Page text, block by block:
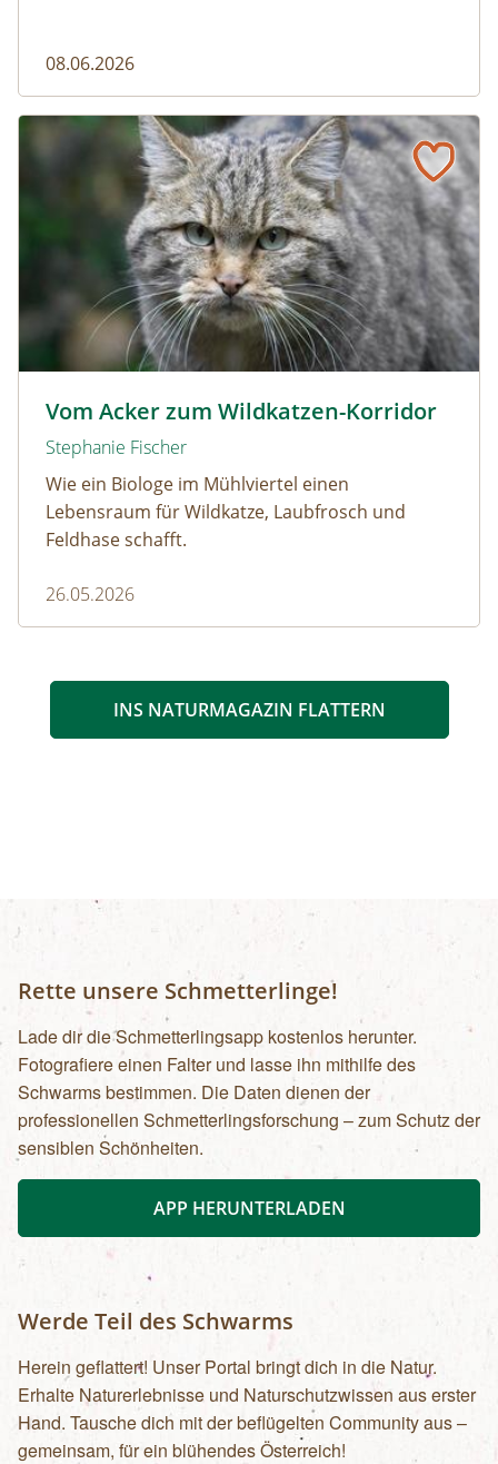
08.06.2026
Vom Acker zum Wildkatzen-Korridor
Stephanie Fischer
Wie ein Biologe im Mühlviertel einen
Lebensraum für Wildkatze, Laubfrosch und
Feldhase schafft.
26.05.2026
Vom Acker zum Wildkatzen-Korridor
INS NATURMAGAZIN FLATTERN
Rette unsere Schmetterlinge!
Lade dir die Schmetterlingsapp kostenlos herunter.
Fotografiere einen Falter und lasse ihn mithilfe des
Schwarms bestimmen. Die Daten dienen der
professionellen Schmetterlingsforschung – zum Schutz der
sensiblen Schönheiten.
APP HERUNTERLADEN
Werde Teil des Schwarms
Herein geflattert! Unser Portal bringt dich in die Natur.
Erhalte Naturerlebnisse und Naturschutzwissen aus erster
Hand. Tausche dich mit der beflügelten Community aus –
gemeinsam, für ein blühendes Österreich!